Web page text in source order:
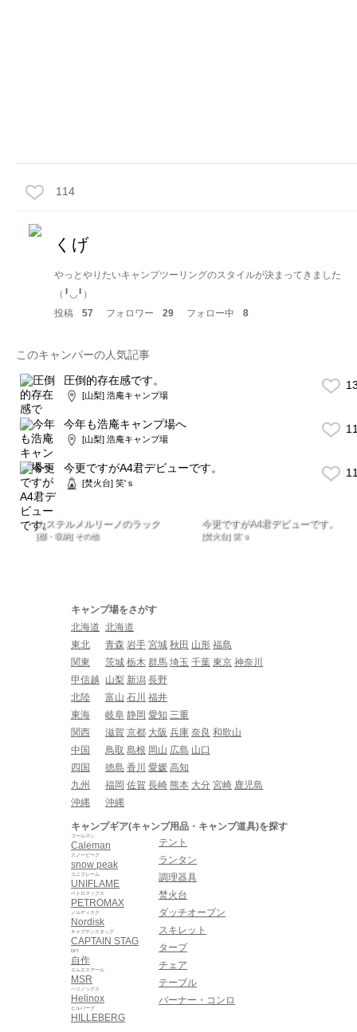
114
くげ
やっとやりたいキャンプツーリングのスタイルが決まってきました
（╹◡╹）
投稿
57 フォロワー 29 フォロー中 8
このキャンパーの人気記事
圧倒的存在感です。
[山梨] 浩庵キャンプ場
今年も浩庵キャンプ場へ
[山梨] 浩庵キャンプ場
今更ですがA4君デビューです。
[焚火台] 笑'ｓ
カステルメルリーノのラック
[棚・収納] その他
今更ですがA4君デビューです。
[焚火台] 笑'ｓ
キャンプ場をさがす
北海道 北海道
東北
青森 岩手 宮城 秋田 山形 福島
関東
茨城 栃木 群馬 埼玉 千葉 東京 神奈川
甲信越
山梨 新潟 長野
北陸
富山 石川 福井
東海
岐阜 静岡 愛知 三重
関西
滋賀 京都 大阪 兵庫 奈良 和歌山
中国
鳥取 島根 岡山 広島 山口
四国
徳島 香川 愛媛 高知
九州
福岡 佐賀 長崎 熊本 大分 宮崎 鹿児島
沖縄
沖縄
キャンプギア(キャンプ用品・キャンプ道具)を探す
Caleman
コールマン
snow peak
スノーピーク
UNIFLAME
ユニフレーム
PETROMAX
ペトロマックス
Nordisk
ノルディスク
CAPTAIN STAG
キャプテンスタッグ
自作
DIY
MSR
エムエスアール
Helinox
ヘリノックス
HILLEBERG
ヒルバーグ
テント
ランタン
調理器具
焚火台
ダッチオーブン
スキレット
タープ
チェア
テーブル
バーナー・コンロ